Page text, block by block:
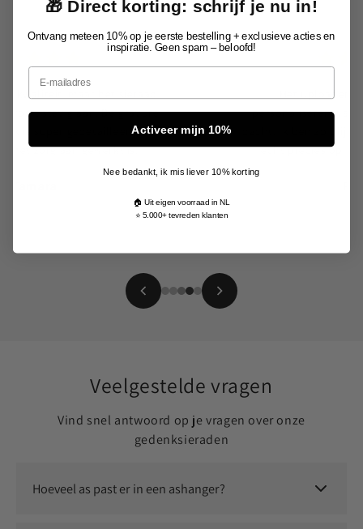
personaliseren was veel makkelijker dan ik
dacht. Ik ben zó blij met het resultaat, het lijkt
echt precies op de originele afbeelding.
Veelgestelde vragen
Vind snel antwoord op je vragen over onze
gedenksieraden
Hoeveel as past er in een ashanger?
🎁 Direct korting: schrijf je nu in!
Ontvang meteen 10% op je eerste bestelling + exclusieve acties en
inspiratie. Geen spam – beloofd!
Email
Activeer mijn 10%
Nee bedankt, ik mis liever 10% korting
🏠 Uit eigen voorraad in NL
⭐ 5.000+ tevreden klanten